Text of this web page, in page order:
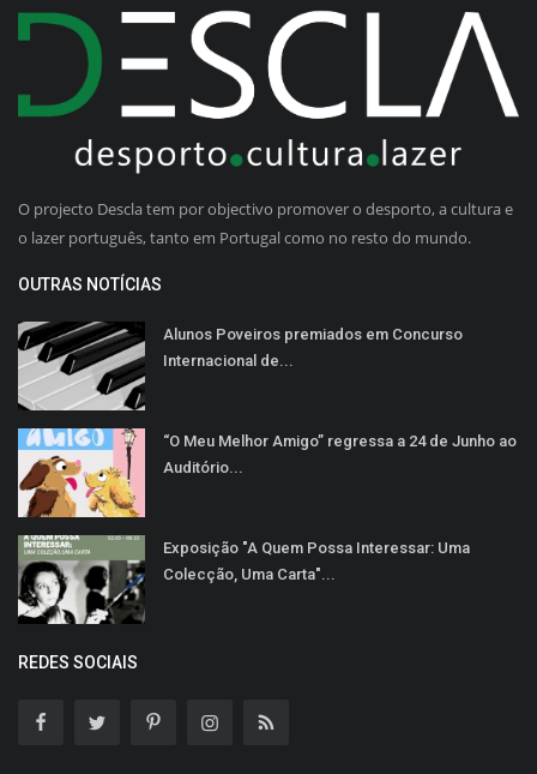
O projecto Descla tem por objectivo promover o desporto, a cultura e
o lazer português, tanto em Portugal como no resto do mundo.
OUTRAS NOTÍCIAS
Alunos Poveiros premiados em Concurso
Internacional de...
“O Meu Melhor Amigo” regressa a 24 de Junho ao
Auditório...
Exposição "A Quem Possa Interessar: Uma
Colecção, Uma Carta"...
REDES SOCIAIS